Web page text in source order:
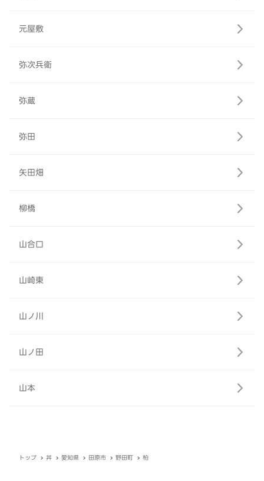
元屋敷
弥次兵衛
弥蔵
弥田
矢田畑
柳橋
山合口
山崎東
山ノ川
山ノ田
山本
トップ 丼 愛知県 田原市 野田町 柏